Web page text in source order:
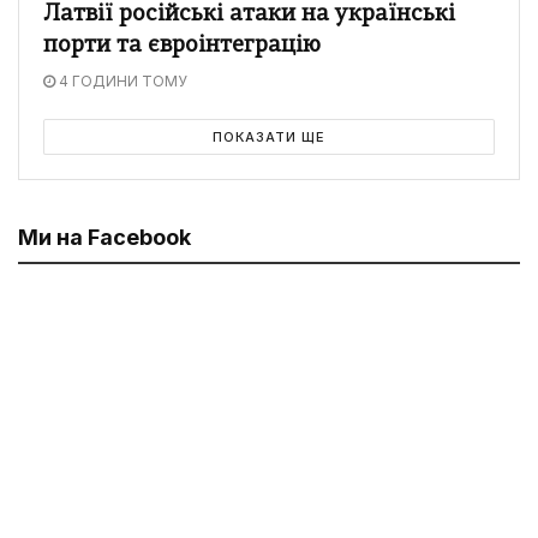
Латвії російські атаки на українські
порти та євроінтеграцію
4 ГОДИНИ ТОМУ
ПОКАЗАТИ ЩЕ
Ми на Facebook